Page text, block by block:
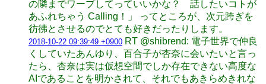
の隣までワープしてっていいかな？ 話したいコトが
あふれちゃう Calling！」 ってところが、次元跨ぎを
彷彿とさせるのでとても好きだったりします。
2018-10-22 09:39:49 +0900 RT @shibrend: 電子世界で仲良
くしていたあんゆり、百合子が杏奈に会いたいと言っ
たら、杏奈は実は仮想空間でしか存在できない高度な
AIであることを明かされて、それでもあきらめきれな